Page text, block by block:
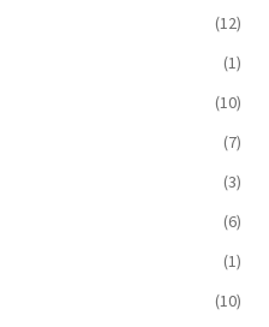
(12)
(1)
(10)
(7)
(3)
(6)
(1)
(10)